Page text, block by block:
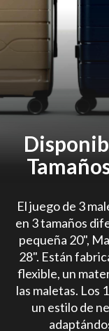
El juego de 3
en 3 tamaños
pequeña 20",
28". Están
flexible, un
las maletas. Los
un estilo de